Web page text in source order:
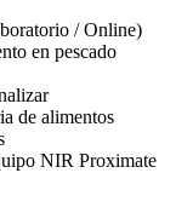
/ Online)
en pescado
de alimentos
NIR Proximate